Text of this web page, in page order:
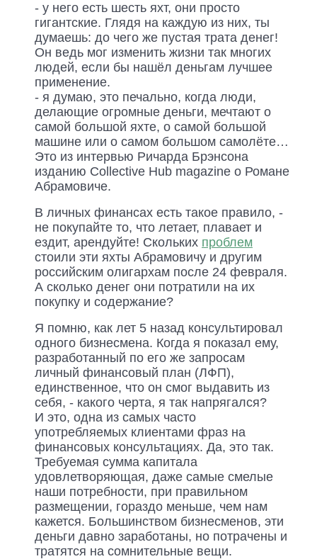
- у него есть шесть яхт, они просто
гигантские. Глядя на каждую из них, ты
думаешь: до чего же пустая трата денег!
Он ведь мог изменить жизни так многих
людей, если бы нашёл деньгам лучшее
применение.
- я думаю, это печально, когда люди,
делающие огромные деньги, мечтают о
самой большой яхте, о самой большой
машине или о самом большом самолёте…
Это из интервью Ричарда Брэнсона
изданию Collective Hub magazine о Романе
Абрамовиче.
В личных финансах есть такое правило, -
не покупайте то, что летает, плавает и
ездит, арендуйте! Скольких проблем
стоили эти яхты Абрамовичу и другим
российским олигархам после 24 февраля.
А сколько денег они потратили на их
покупку и содержание?
Я помню, как лет 5 назад консультировал
одного бизнесмена. Когда я показал ему,
разработанный по его же запросам
личный финансовый план (ЛФП),
единственное, что он смог выдавить из
себя, - какого черта, я так напрягался?
И это, одна из самых часто
употребляемых клиентами фраз на
финансовых консультациях. Да, это так.
Требуемая сумма капитала
удовлетворяющая, даже самые смелые
наши потребности, при правильном
размещении, гораздо меньше, чем нам
кажется. Большинством бизнесменов, эти
деньги давно заработаны, но потрачены и
тратятся на сомнительные вещи.